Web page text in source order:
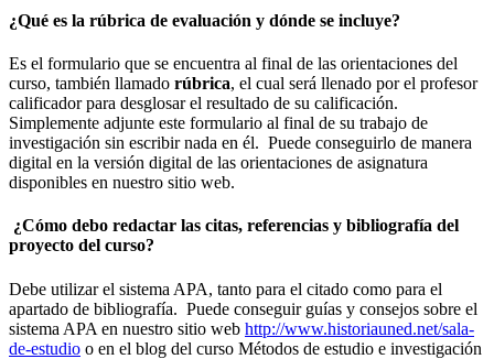
¿Qué es la rúbrica de evaluación y dónde se incluye?
Es el formulario que se encuentra al final de las orientaciones del
curso, también llamado rúbrica, el cual será llenado por el profesor
calificador para desglosar el resultado de su calificación.
Simplemente adjunte este formulario al final de su trabajo de
investigación sin escribir nada en él. Puede conseguirlo de manera
digital en la versión digital de las orientaciones de asignatura
disponibles en nuestro sitio web.
¿Cómo debo redactar las citas, referencias y bibliografía del
proyecto del curso?
Debe utilizar el sistema APA, tanto para el citado como para el
apartado de bibliografía. Puede conseguir guías y consejos sobre el
sistema APA en nuestro sitio web http://www.historiauned.net/sala-
de-estudio o en el blog del curso Métodos de estudio e investigación